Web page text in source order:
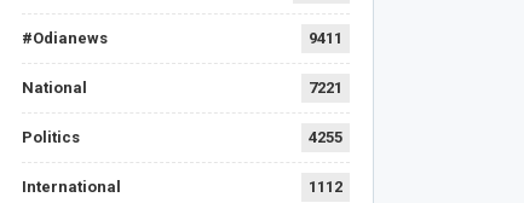
#Odianews 9411
National 7221
Politics 4255
International 1112